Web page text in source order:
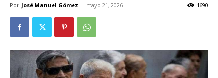
Por José Manuel Gómez - mayo 21, 2026 1690